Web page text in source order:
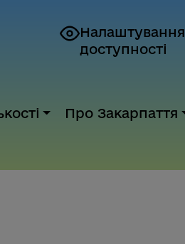
Налаштування
доступності
Про Закарпаття